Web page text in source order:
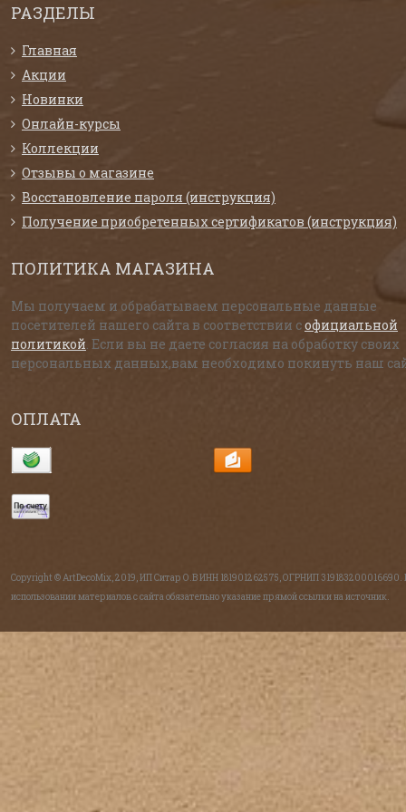
РАЗДЕЛЫ
Главная
Акции
Новинки
Онлайн-курсы
Коллекции
Отзывы о магазине
Восстановление пароля (инструкция)
Получение приобретенных сертификатов (инструкция)
ПОЛИТИКА МАГАЗИНА
Мы получаем и обрабатываем персональные данные
посетителей нашего сайта в соответствии софициальной
политикой . Если вы не даете согласия на обработку своих
персональных данных,вам необходимо покинуть наш
ОПЛАТА
Copyright © ArtDecoMix, 2019, ИП Ситар О.В ИНН 181901262575, ОГРНИП 319183200016690.
использовании материалов с сайта обязательно указание прямой ссылки на источник.